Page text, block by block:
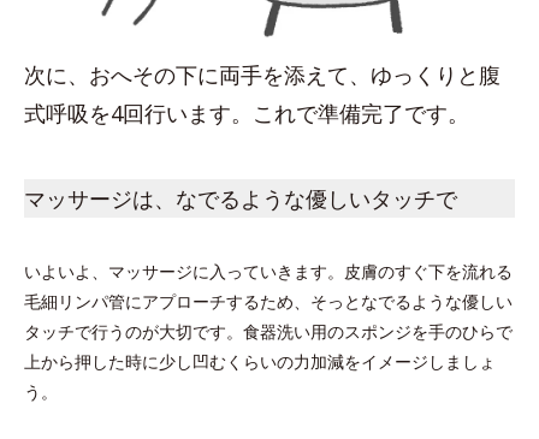
次に、おへその下に両手を添えて、ゆっくりと腹
式呼吸を4回行います。これで準備完了です。
マッサージは、なでるような優しいタッチで
いよいよ、マッサージに入っていきます。皮膚のすぐ下を流れる
毛細リンパ管にアプローチするため、そっとなでるような優しい
タッチで行うのが大切です。食器洗い用のスポンジを手のひらで
上から押した時に少し凹むくらいの力加減をイメージしましょ
う。